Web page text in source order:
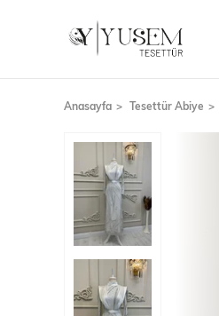
Anasayfa Tesettür Abiye